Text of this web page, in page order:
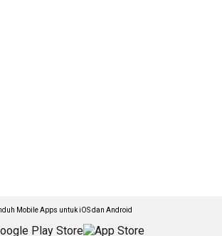
Mobile Apps untuk iOS dan Android